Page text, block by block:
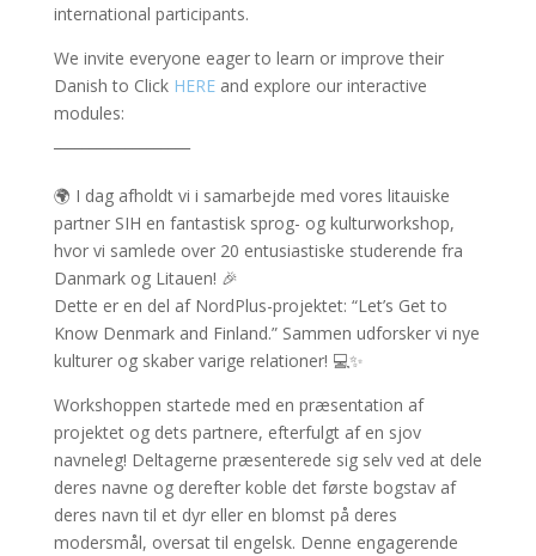
international participants.
We invite everyone eager to learn or improve their
Danish to ClickHEREand explore our interactive
modules:
🌍 I dag afholdt vi i samarbejde med vores litauiske
partner SIH en fantastisk sprog- og kulturworkshop,
hvor vi samlede over 20 entusiastiske studerende fra
Danmark og Litauen! 🎉
Dette er en del af NordPlus-projektet: “Let’s Get to
Know Denmark and Finland.” Sammen udforsker vi nye
kulturer og skaber varige relationer! 💻✨
Workshoppen startede med en præsentation af
projektet og dets partnere, efterfulgt af en sjov
navneleg! Deltagerne præsenterede sig selv ved at dele
deres navne og derefter koble det første bogstav af
deres navn til et dyr eller en blomst på deres
modersmål, oversat til engelsk. Denne engagerende